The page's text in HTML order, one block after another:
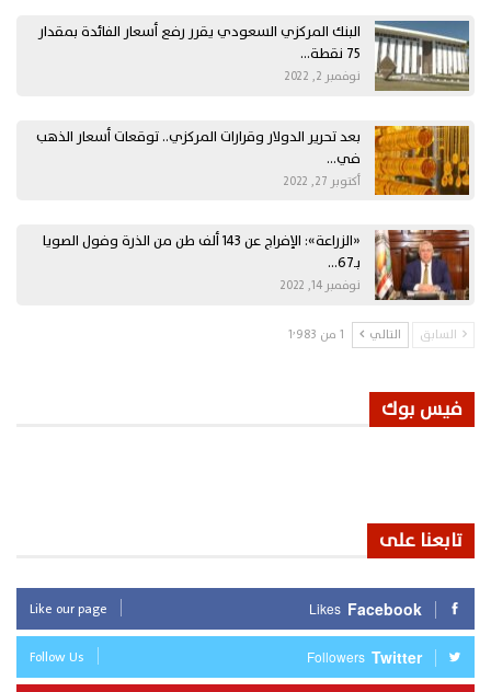
البنك المركزي السعودي يقرر رفع أسعار الفائدة بمقدار
75 نقطة…
نوفمبر 2, 2022
بعد تحرير الدولار وقرارات المركزي.. توقعات أسعار الذهب
في…
أكتوبر 27, 2022
«الزراعة»: الإفراج عن 143 ألف طن من الذرة وفول الصويا
بـ67…
نوفمبر 14, 2022
السابق التالي 1 من 1٬983
فيس بوك
تابعنا على
Facebook
Likes
Like our page
Twitter
Followers
Follow Us